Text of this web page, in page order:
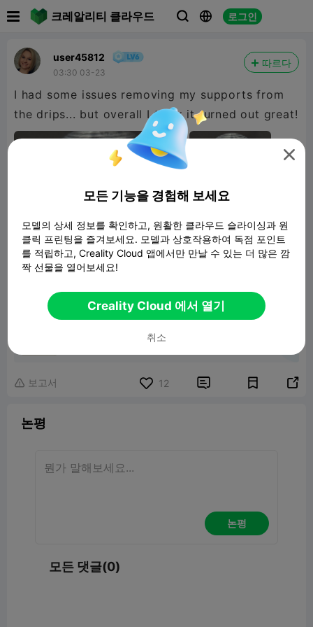
크레알리티 클라우드   로그인
user45812
03:30 03-23
따르다
I had some issues removing my supports from
the drips... but overall I think it turned out great!
관련 3D 모델
 보고서 12  
논평
논평
모든 댓글(0)

모든 기능을 경험해 보세요
모델의 상세 정보를 확인하고, 원활한 클라우드 슬라이싱과 원
클릭 프린팅을 즐겨보세요. 모델과 상호작용하여 독점 포인트
를 적립하고, Creality Cloud 앱에서만 만날 수 있는 더 많은 깜
짝 선물을 열어보세요!
Creality Cloud 에서 열기
취소